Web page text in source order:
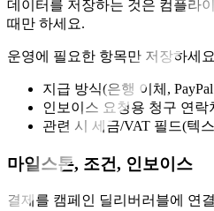
데이터를 저장하는 것은 컴플라
때만 하세요.
운영에 필요한 항목만 저장하세
지급 방식(은행 이체,
인보이스 요청용 청구 연락
관련 시 세금/VAT 필드(텍
마일스톤, 조건, 인보이스
결제를 캠페인 딜리버러블에 연